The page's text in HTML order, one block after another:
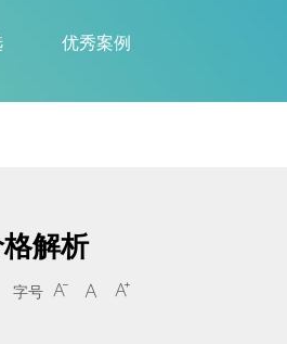
优秀案例
解析
字号   